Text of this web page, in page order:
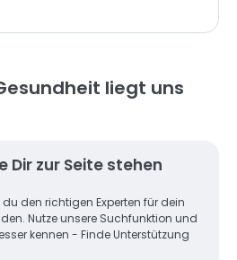
liegt uns
Dir zur Seite stehen
den richtigen Experten für dein
Nutze unsere Suchfunktion und
kennen - Finde Unterstützung